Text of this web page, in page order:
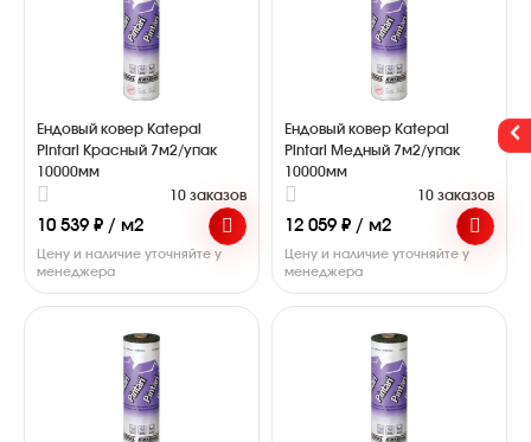
Ендовый ковер Katepal
Pintari Красный 7м2/упак
10000мм
10 заказов
10 539 ₽ / м2
Цену и наличие уточняйте у
менеджера
Ендовый ковер Katepal
Pintari Медный 7м2/упак
10000мм
10 заказов
12 059 ₽ / м2
Цену и наличие уточняйте у
менеджера